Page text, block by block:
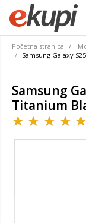
Početna stranica
Samsung Galaxy
Samsung
Titanium